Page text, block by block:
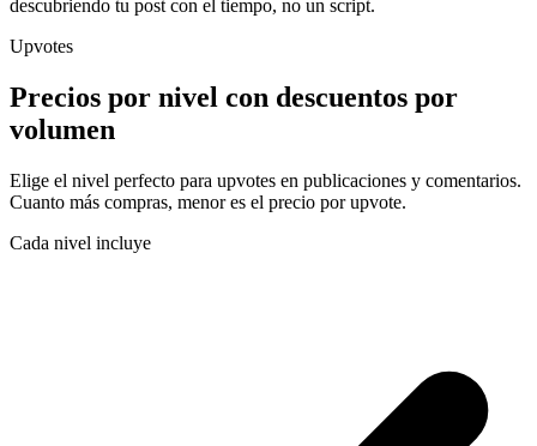
descubriendo tu post con el tiempo, no un script.
Upvotes
Precios por nivel con descuentos por
volumen
Elige el nivel perfecto para upvotes en publicaciones y comentarios.
Cuanto más compras, menor es el precio por upvote.
Cada nivel incluye